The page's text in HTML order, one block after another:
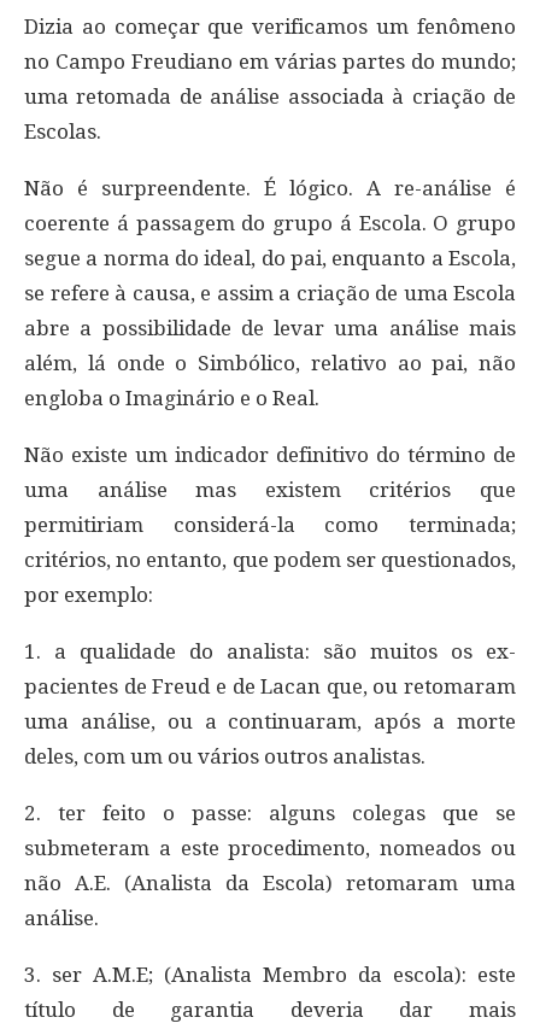
Dizia ao começar que verificamos um fenômeno
no Campo Freudiano em várias partes do mundo;
uma retomada de análise associada à criação de
Escolas.
Não é surpreendente. É lógico. A re-análise é
coerente á passagem do grupo á Escola. O grupo
segue a norma do ideal, do pai, enquanto a Escola,
se refere à causa, e assim a criação de uma Escola
abre a possibilidade de levar uma análise mais
além, lá onde o Simbólico, relativo ao pai, não
engloba o Imaginário e o Real.
Não existe um indicador definitivo do término de
uma análise mas existem critérios que
permitiriam considerá-la como terminada;
critérios, no entanto, que podem ser questionados,
por exemplo:
1. a qualidade do analista: são muitos os ex-
pacientes de Freud e de Lacan que, ou retomaram
uma análise, ou a continuaram, após a morte
deles, com um ou vários outros analistas.
2. ter feito o passe: alguns colegas que se
submeteram a este procedimento, nomeados ou
não A.E. (Analista da Escola) retomaram uma
análise.
3. ser A.M.E; (Analista Membro da escola): este
título de garantia deveria dar mais